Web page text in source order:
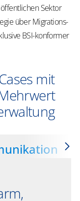
Sektor
über Migrations-
BSI-konformer
mit